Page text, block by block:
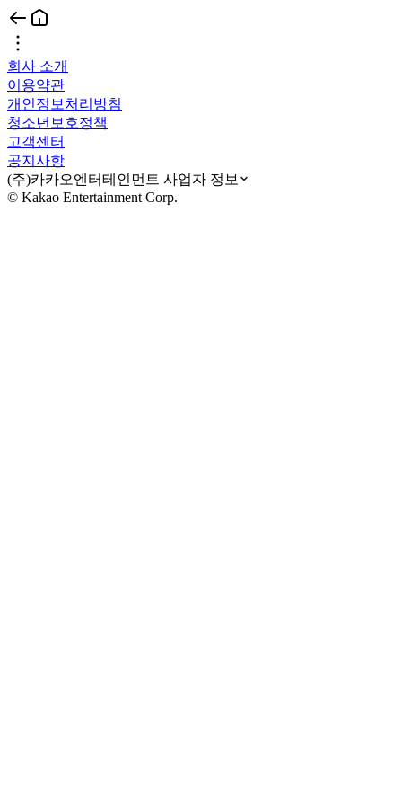
회사 소개
이용약관
개인정보처리방침
청소년보호정책
고객센터
공지사항
(주)카카오엔터테인먼트 사업자 정보
© Kakao Entertainment Corp.